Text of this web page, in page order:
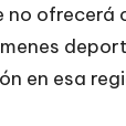
no ofrecerá
en esa